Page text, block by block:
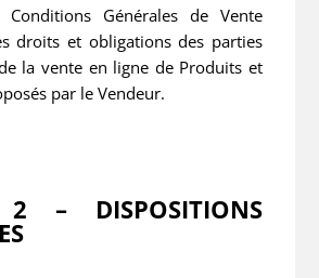
Conditions Générales de Vente
droits et obligations des parties
la vente en ligne de Produits et
par le Vendeur.
2 – DISPOSITIONS